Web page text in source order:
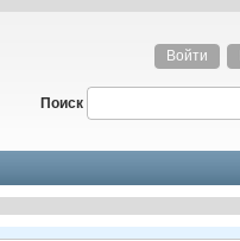
Войти
Поиск